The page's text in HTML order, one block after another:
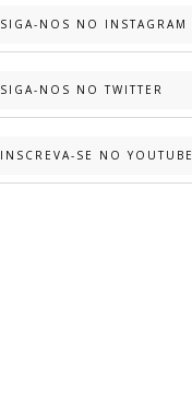
SIGA-NOS NO INSTAGRAM
SIGA-NOS NO TWITTER
INSCREVA-SE NO YOUTUBE